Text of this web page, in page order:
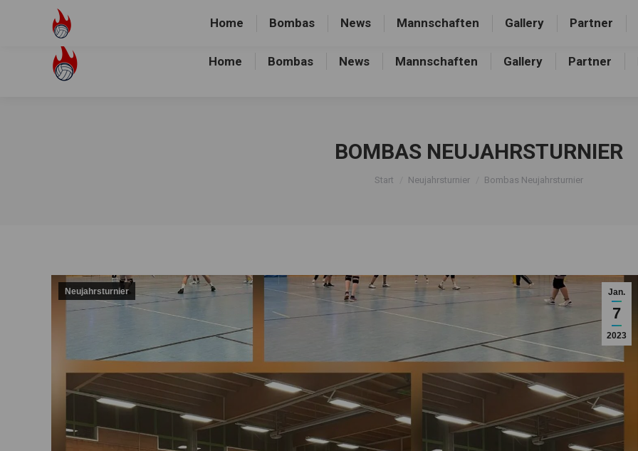
Volley-Bombas e.V.
Home Bombas News Mannschaften Gallery Partner
BOMBAS NEUJAHRSTURNIER
Sie befinden sich hier:
Start Neujahrsturnier Bombas Neujahrsturnier
Jan.
7
2023
Neujahrsturnier
Home Bombas News Mannschaften Gallery Partner